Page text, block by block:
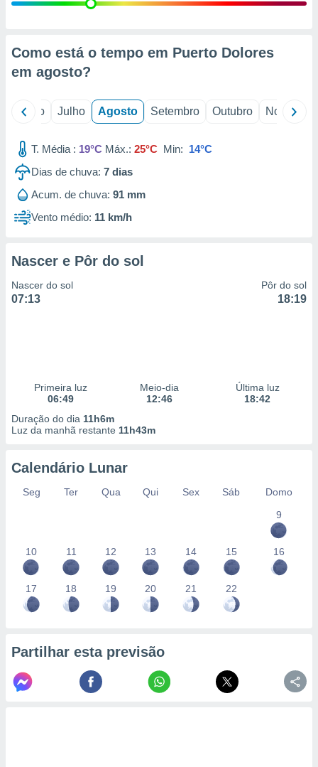
estudos
1199
Como está o tempo em Puerto Dolores
em agosto?
Junho Julho Agosto Setembro Outubro Novembro
T. Média : 19°C Máx.: 25°C Min: 14°C
Dias de chuva: 7 dias
Acum. de chuva: 91 mm
Vento médio: 11 km/h
Nascer e Pôr do sol
Nascer do sol
07:13
Pôr do sol
18:19
Primeira luz
06:49
Meio-dia
12:46
Última luz
18:42
Duração do dia 11h6m
Luz da manhã restante 11h43m
Calendário Lunar
Seg Ter Qua Qui Sex Sáb
Domo
9
10 11 12 13 14 15 16
17 18 19 20 21 22
Partilhar esta previsão